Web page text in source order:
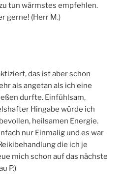
tun wärmstes empfehlen.
gerne! (Herr M.)
das ist aber schon
als angetan als ich eine
durfte. Einfühlsam,
Hingabe würde ich
heilsamen Energie.
nur Einmalig und es war
die ich je
mich schon auf das nächste
P.)